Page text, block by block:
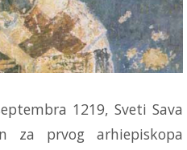
1219, Sveti Sava
za prvog arhiepiskopa